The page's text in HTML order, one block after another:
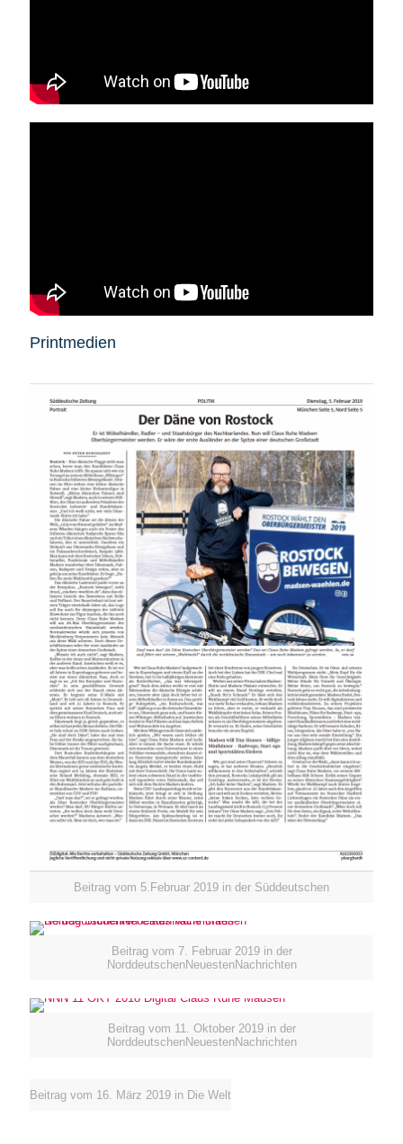
Printmedien
Beitrag vom 5.Februar 2019 in der Süddeutschen
Beitrag vom 7. Februar 2019 in der
NorddeutschenNeuestenNachrichten
Beitrag vom 11. Oktober 2019 in der
NorddeutschenNeuestenNachrichten
Beitrag vom 16. März 2019 in Die Welt